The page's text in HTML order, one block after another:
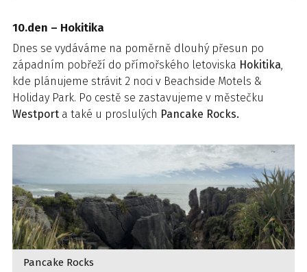
10.den – Hokitika
Dnes se vydáváme na poměrně dlouhý přesun po
západním pobřeží do přímořského letoviska Hokitika,
kde plánujeme strávit 2 noci v Beachside Motels &
Holiday Park. Po cestě se zastavujeme v městečku
Westport a také u proslulých Pancake Rocks.
Pancake Rocks